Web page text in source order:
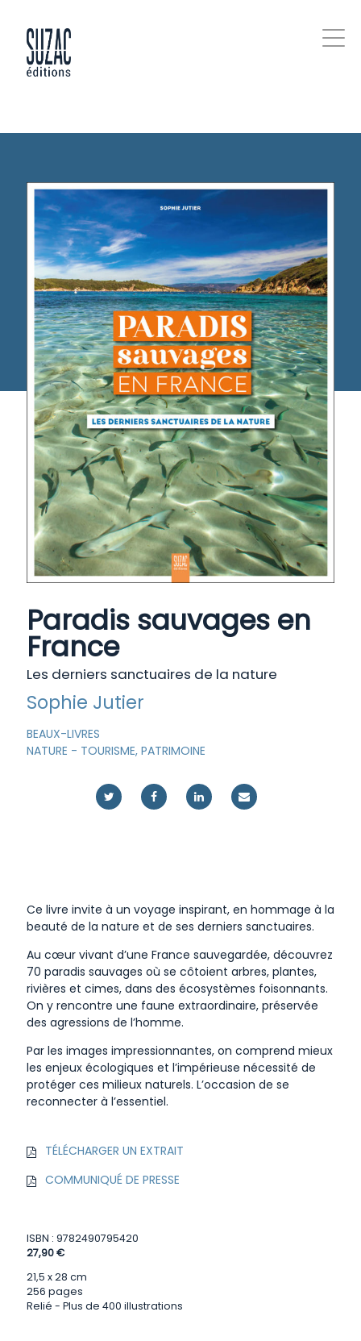
Paradis sauvages en
France
Les derniers sanctuaires de la nature
Sophie Jutier
BEAUX-LIVRES
NATURE - TOURISME, PATRIMOINE
Ce livre invite à un voyage inspirant, en hommage à la
beauté de la nature et de ses derniers sanctuaires.
Au cœur vivant d’une France sauvegardée, découvrez
70 paradis sauvages où se côtoient arbres, plantes,
rivières et cimes, dans des écosystèmes foisonnants.
On y rencontre une faune extraordinaire, préservée
des agressions de l’homme.
Par les images impressionnantes, on comprend mieux
les enjeux écologiques et l’impérieuse nécessité de
protéger ces milieux naturels. L’occasion de se
reconnecter à l’essentiel.
TÉLÉCHARGER UN EXTRAIT
COMMUNIQUÉ DE PRESSE
ISBN : 9782490795420
27,90 €
21,5 x 28 cm
256 pages
Relié - Plus de 400 illustrations